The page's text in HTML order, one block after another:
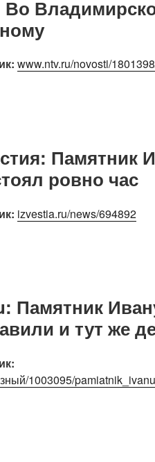
www.ntv.ru/novosti/
Памятник
ровно час
izvestia.ru/news/694892
Памятник
и тут же
1003095/